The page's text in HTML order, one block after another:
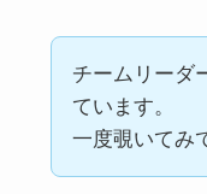
チームリーダ
ています。
一度覗いてみ